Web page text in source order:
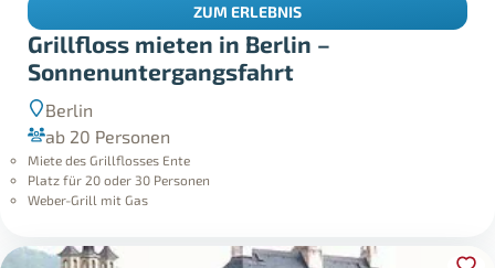
Grillfloss mieten in Berlin –
Sonnenuntergangsfahrt
Berlin
ab 20 Personen
Miete des Grillflosses Ente
Platz für 20 oder 30 Personen
Weber-Grill mit Gas
ZUM ERLEBNIS